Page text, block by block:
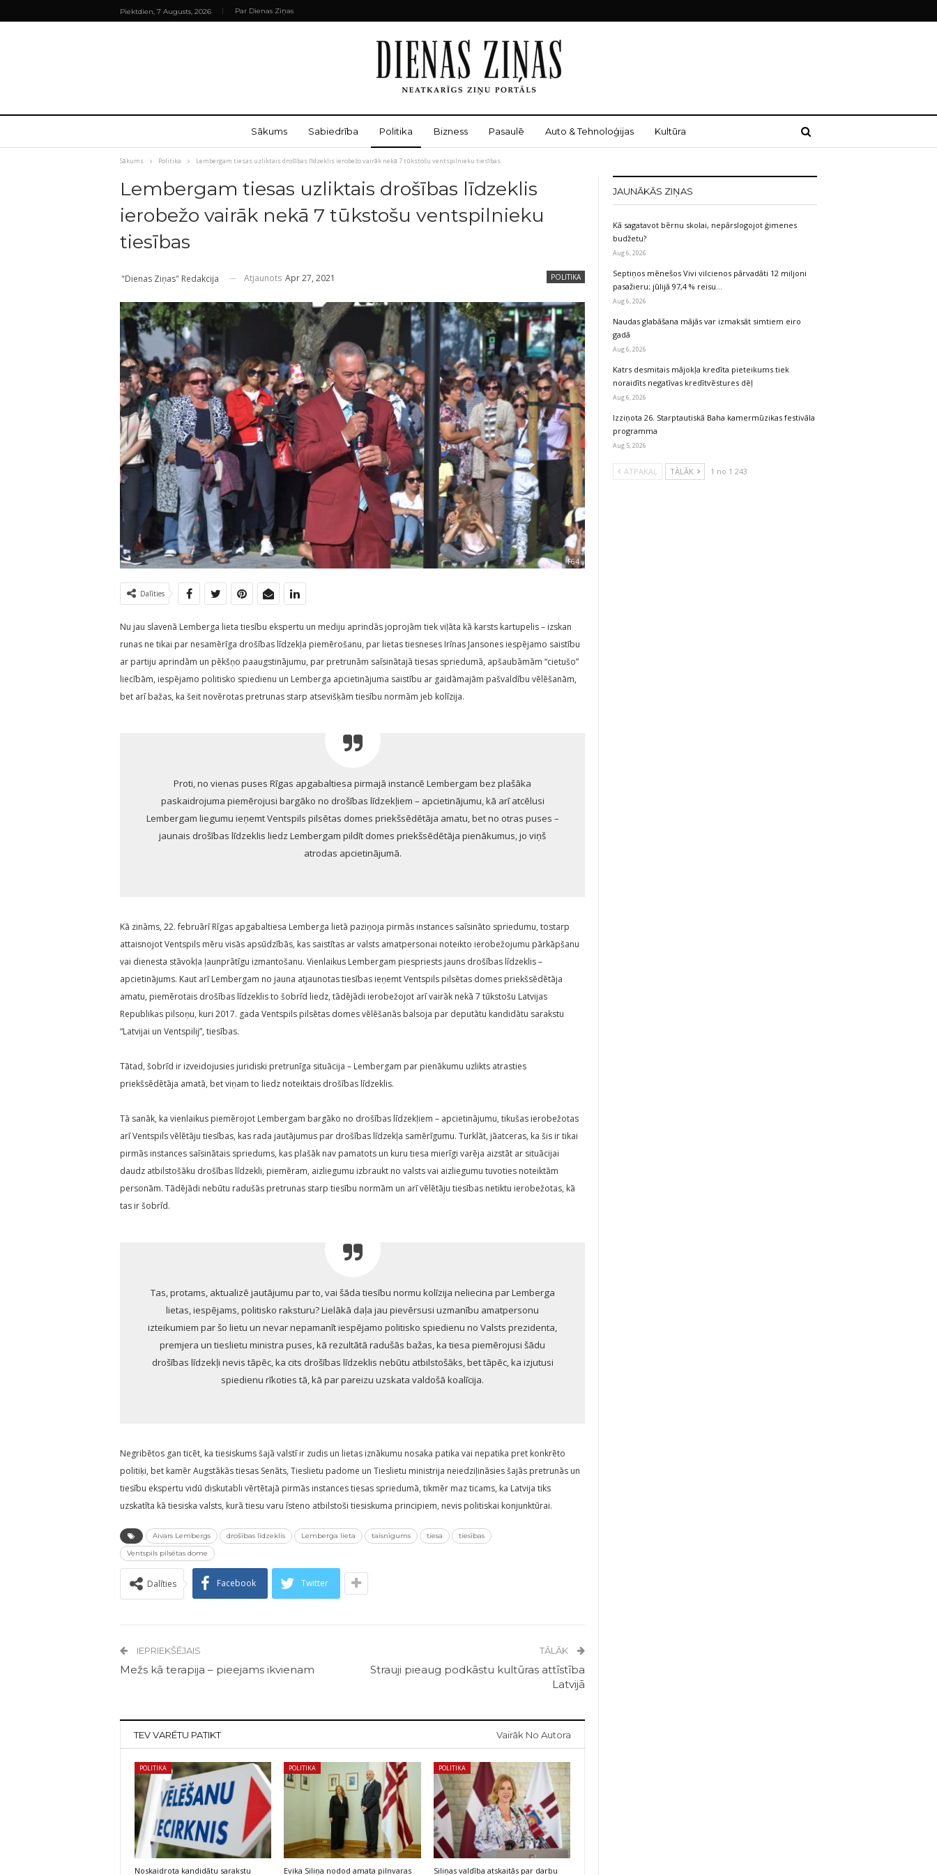
Piektdien, 7 Augusts, 2026 Par Dienas Ziņas
Sākums Sabiedrība Politika Bizness Pasaulē Auto & Tehnoloģijas Kultūra
Sākums Politika Lembergam tiesas uzliktais drošības līdzeklis ierobežo vairāk nekā 7 tūkstošu ventspilnieku tiesības
Lembergam tiesas uzliktais drošības līdzeklis
ierobežo vairāk nekā 7 tūkstošu ventspilnieku
tiesības
POLITIKA
"Dienas Ziņas" Redakcija Atjaunots Apr 27, 2021
F64
Dalīties
Nu jau slavenā Lemberga lieta tiesību ekspertu un mediju aprindās joprojām tiek viļāta kā karsts kartupelis – izskan
runas ne tikai par nesamērīga drošības līdzekļa piemērošanu, par lietas tiesneses Irīnas Jansones iespējamo saistību
ar partiju aprindām un pēkšņo paaugstinājumu, par pretrunām saīsinātajā tiesas spriedumā, apšaubāmām “cietušo”
liecībām, iespējamo politisko spiedienu un Lemberga apcietinājuma saistību ar gaidāmajām pašvaldību vēlēšanām,
bet arī bažas, ka šeit novērotas pretrunas starp atsevišķām tiesību normām jeb kolīzija.
Proti, no vienas puses Rīgas apgabaltiesa pirmajā instancē Lembergam bez plašāka
paskaidrojuma piemērojusi bargāko no drošības līdzekļiem – apcietinājumu, kā arī atcēlusi
Lembergam liegumu ieņemt Ventspils pilsētas domes priekšsēdētāja amatu, bet no otras puses –
jaunais drošības līdzeklis liedz Lembergam pildīt domes priekšsēdētāja pienākumus, jo viņš
atrodas apcietinājumā.
Kā zināms, 22. februārī Rīgas apgabaltiesa Lemberga lietā paziņoja pirmās instances saīsināto spriedumu, tostarp
attaisnojot Ventspils mēru visās apsūdzībās, kas saistītas ar valsts amatpersonai noteikto ierobežojumu pārkāpšanu
vai dienesta stāvokļa ļaunprātīgu izmantošanu. Vienlaikus Lembergam piespriests jauns drošības līdzeklis –
apcietinājums. Kaut arī Lembergam no jauna atjaunotas tiesības ieņemt Ventspils pilsētas domes priekšsēdētāja
amatu, piemērotais drošības līdzeklis to šobrīd liedz, tādējādi ierobežojot arī vairāk nekā 7 tūkstošu Latvijas
Republikas pilsoņu, kuri 2017. gada Ventspils pilsētas domes vēlēšanās balsoja par deputātu kandidātu sarakstu
“Latvijai un Ventspilij”, tiesības.
Tātad, šobrīd ir izveidojusies juridiski pretrunīga situācija – Lembergam par pienākumu uzlikts atrasties
priekšsēdētāja amatā, bet viņam to liedz noteiktais drošības līdzeklis.
Tā sanāk, ka vienlaikus piemērojot Lembergam bargāko no drošības līdzekļiem – apcietinājumu, tikušas ierobežotas
arī Ventspils vēlētāju tiesības, kas rada jautājumus par drošības līdzekļa samērīgumu. Turklāt, jāatceras, ka šis ir tikai
pirmās instances saīsinātais spriedums, kas plašāk nav pamatots un kuru tiesa mierīgi varēja aizstāt ar situācijai
daudz atbilstošāku drošības līdzekli, piemēram, aizliegumu izbraukt no valsts vai aizliegumu tuvoties noteiktām
personām. Tādējādi nebūtu radušās pretrunas starp tiesību normām un arī vēlētāju tiesības netiktu ierobežotas, kā
tas ir šobrīd.
Tas, protams, aktualizē jautājumu par to, vai šāda tiesību normu kolīzija neliecina par Lemberga
lietas, iespējams, politisko raksturu? Lielākā daļa jau pievērsusi uzmanību amatpersonu
izteikumiem par šo lietu un nevar nepamanīt iespējamo politisko spiedienu no Valsts prezidenta,
premjera un tieslietu ministra puses, kā rezultātā radušās bažas, ka tiesa piemērojusi šādu
drošības līdzekļi nevis tāpēc, ka cits drošības līdzeklis nebūtu atbilstošāks, bet tāpēc, ka izjutusi
spiedienu rīkoties tā, kā par pareizu uzskata valdošā koalīcija.
Negribētos gan ticēt, ka tiesiskums šajā valstī ir zudis un lietas iznākumu nosaka patika vai nepatika pret konkrēto
politiķi, bet kamēr Augstākās tiesas Senāts, Tieslietu padome un Tieslietu ministrija neiedziļināsies šajās pretrunās un
tiesību ekspertu vidū diskutabli vērtētajā pirmās instances tiesas spriedumā, tikmēr maz ticams, ka Latvija tiks
uzskatīta kā tiesiska valsts, kurā tiesu varu īsteno atbilstoši tiesiskuma principiem, nevis politiskai konjunktūrai.
Aivars Lembergs drošības līdzeklis Lemberga lieta taisnīgums tiesa
tiesības
Ventspils pilsētas dome
Dalīties Facebook Twitter
IEPRIEKŠĒJAIS
Mežs kā terapija – pieejams ikvienam
TĀLĀK
Strauji pieaug podkāstu kultūras attīstība
Latvijā
TEV VARĒTU PATIKT Vairāk No Autora
POLITIKA
Noskaidrota kandidātu sarakstu
POLITIKA
Evika Siliņa nodod amata pilnvaras
POLITIKA
Siliņas valdība atskaitās par darbu
JAUNĀKĀS ZIŅAS
Kā sagatavot bērnu skolai, nepārslogojot ģimenes
budžetu?
Aug 6, 2026
Septiņos mēnešos Vivi vilcienos pārvadāti 12 miljoni
pasažieru; jūlijā 97,4 % reisu…
Aug 6, 2026
Naudas glabāšana mājās var izmaksāt simtiem eiro
gadā
Aug 6, 2026
Katrs desmitais mājokļa kredīta pieteikums tiek
noraidīts negatīvas kredītvēstures dēļ
Aug 6, 2026
Izziņota 26. Starptautiskā Baha kamermūzikas festivāla
programma
Aug 5, 2026
ATPAKAĻ TĀLĀK 1 no 1 243